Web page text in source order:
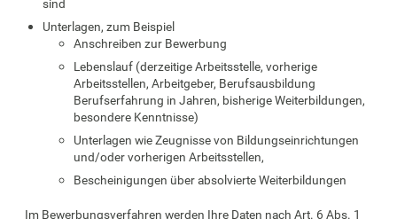
sind
Unterlagen, zum Beispiel
Anschreiben zur Bewerbung
Lebenslauf (derzeitige Arbeitsstelle, vorherige
Arbeitsstellen, Arbeitgeber, Berufsausbildung
Berufserfahrung in Jahren, bisherige Weiterbildungen,
besondere Kenntnisse)
Unterlagen wie Zeugnisse von Bildungseinrichtungen
und/oder vorherigen Arbeitsstellen,
Bescheinigungen über absolvierte Weiterbildungen
Im Bewerbungsverfahren werden Ihre Daten nach Art. 6 Abs. 1